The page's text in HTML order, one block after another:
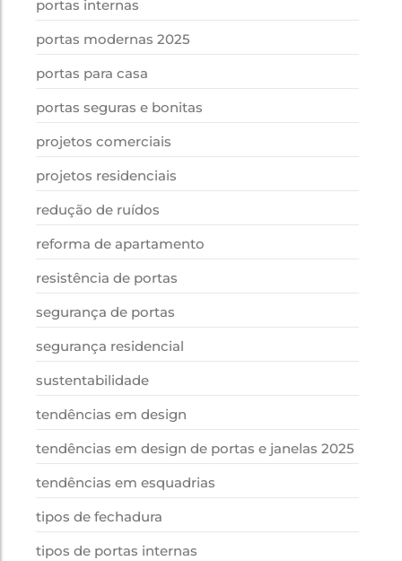
portas internas
portas modernas 2025
portas para casa
portas seguras e bonitas
projetos comerciais
projetos residenciais
redução de ruídos
reforma de apartamento
resistência de portas
segurança de portas
segurança residencial
sustentabilidade
tendências em design
tendências em design de portas e janelas 2025
tendências em esquadrias
tipos de fechadura
tipos de portas internas